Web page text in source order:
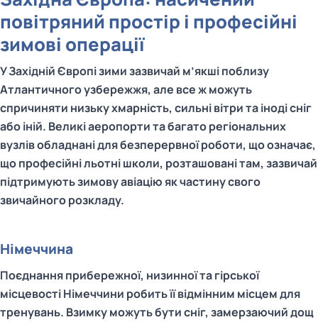
повітряний простір і професійні
зимові операції
У Західній Європі зими зазвичай м’якші поблизу
Атлантичного узбережжя, але все ж можуть
спричиняти низьку хмарність, сильні вітри та іноді сніг
або іній. Великі аеропорти та багато регіональних
вузлів обладнані для безперервної роботи, що означає,
що професійні льотні школи, розташовані там, зазвичай
підтримують зимову авіацію як частину свого
звичайного розкладу.
Німеччина
Поєднання прибережної, низинної та гірської
місцевості Німеччини робить її відмінним місцем для
тренувань. Взимку можуть бути сніг, замерзаючий дощ